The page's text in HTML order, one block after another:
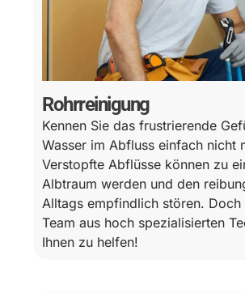
Rohrreinigung
Kennen Sie das frustrierende
Wasser im Abfluss einfach nicht
Verstopfte Abflüsse können zu
Albtraum werden und den
Alltags empfindlich stören. Doch
Team aus hoch spezialisierten
Ihnen zu helfen!